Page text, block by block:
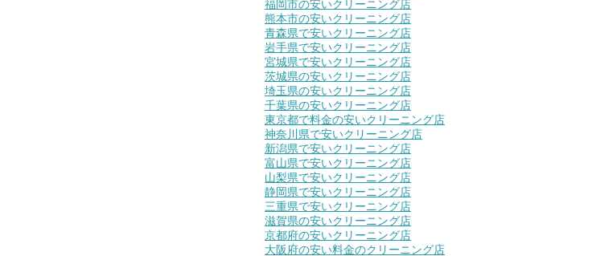
福岡市の安いクリーニング店
熊本市の安いクリーニング店
青森県で安いクリーニング店
岩手県で安いクリーニング店
宮城県で安いクリーニング店
茨城県の安いクリーニング店
埼玉県の安いクリーニング店
千葉県の安いクリーニング店
東京都で料金の安いクリーニング店
神奈川県で安いクリーニング店
新潟県で安いクリーニング店
富山県で安いクリーニング店
山梨県で安いクリーニング店
静岡県で安いクリーニング店
三重県で安いクリーニング店
滋賀県の安いクリーニング店
京都府の安いクリーニング店
大阪府の安い料金のクリーニング店